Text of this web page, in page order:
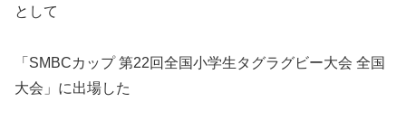
として
「SMBCカップ 第22回全国小学生タグラグビー大会 全国
大会」に出場した